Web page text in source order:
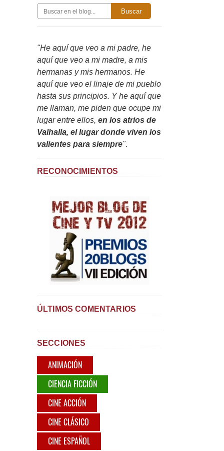
Buscar
"He aquí que veo a mi padre, he
aquí que veo a mi madre, a mis
hermanas y mis hermanos. He
aquí que veo el linaje de mi pueblo
hasta sus principios. Y he aquí que
me llaman, me piden que ocupe mi
lugar entre ellos, en los atrios de
Valhalla, el lugar donde viven los
valientes para siempre".
RECONOCIMIENTOS
ÚLTIMOS COMENTARIOS
SECCIONES
ANIMACIÓN
CIENCIA FICCIÓN
CINE ACCIÓN
CINE CLÁSICO
CINE ESPAÑOL